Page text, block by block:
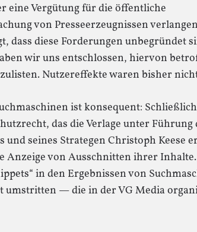
eine Vergütung für die öffentliche
von Presseerzeugnissen
dass diese Forderungen unbegründet
wir uns entschlossen, hiervon
Nutzereffekte waren bisher
ist konsequent:
das die Verlage unter Führung
und seines Strategen Christoph Keese
Anzeige von Ausschnitten ihrer
in den Ergebnissen von
umstritten — die in der VG Media